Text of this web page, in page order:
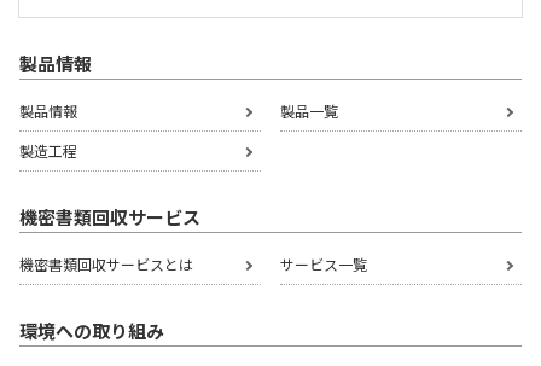
製品情報
製品情報
製品一覧
製造工程
機密書類回収サービス
機密書類回収サービスとは サービス一覧
環境への取り組み